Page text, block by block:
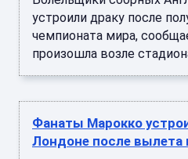
устроили драку после
чемпионата мира,
произошла возле
Фанаты Марокко
Лондоне после